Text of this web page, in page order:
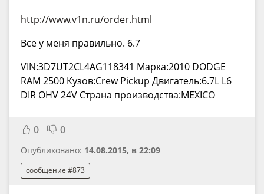
http://www.v1n.ru/order.html
Все у меня правильно. 6.7
VIN:3D7UT2CL4AG118341 Марка:2010 DODGE
RAM 2500 Кузов:Crew Pickup Двигатель:6.7L L6
DIR OHV 24V Страна производства:MEXICO
0 0
Опубликовано: 14.08.2015, в 22:09
сообщение #873